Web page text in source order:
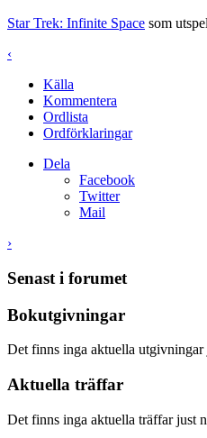
Star Trek: Infinite Space som
‹
Källa
Kommentera
Ordlista
Ordförklaringar
Dela
Facebook
Twitter
Mail
›
Senast i forumet
Bokutgivningar
Det finns inga aktuella utgivningar
Aktuella träffar
Det finns inga aktuella träffar just